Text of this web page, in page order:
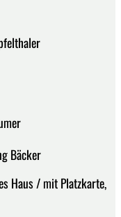
Bäcker
Haus / mit Platzkarte,